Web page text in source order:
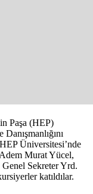
Paşa (HEP)
Üniversitesi’nde
Murat Yücel,
Sekreter Yrd.
katıldılar.